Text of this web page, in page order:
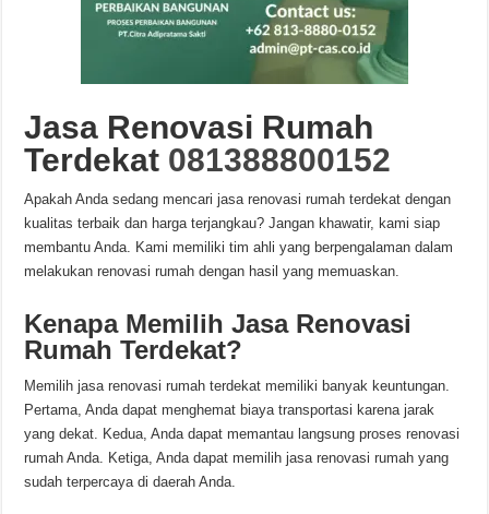
Jasa Renovasi Rumah
Terdekat 081388800152
Apakah Anda sedang mencari jasa renovasi rumah terdekat dengan
kualitas terbaik dan harga terjangkau? Jangan khawatir, kami siap
membantu Anda. Kami memiliki tim ahli yang berpengalaman dalam
melakukan renovasi rumah dengan hasil yang memuaskan.
Kenapa Memilih Jasa Renovasi
Rumah Terdekat?
Memilih jasa renovasi rumah terdekat memiliki banyak keuntungan.
Pertama, Anda dapat menghemat biaya transportasi karena jarak
yang dekat. Kedua, Anda dapat memantau langsung proses renovasi
rumah Anda. Ketiga, Anda dapat memilih jasa renovasi rumah yang
sudah terpercaya di daerah Anda.